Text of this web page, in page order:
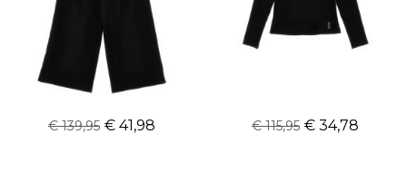
Monnalisa pantalon
€ 139,95 € 41,98 € 115,95 € 34,78